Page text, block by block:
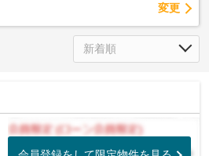
変更